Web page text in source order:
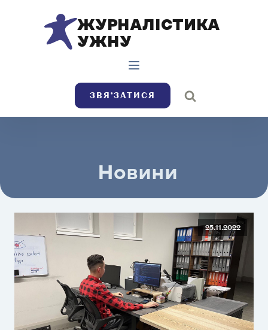
ЖУРНАЛІСТИКА
УЖНУ
ЗВЯ’ЗАТИСЯ
Новини
25.11.2022